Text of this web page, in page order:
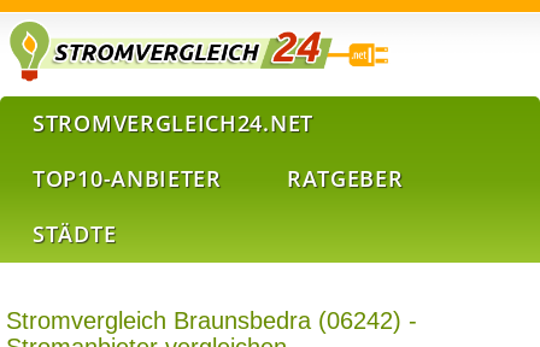
STROMVERGLEICH24.NET
TOP10-ANBIETER
RATGEBER
STÄDTE
Stromvergleich Braunsbedra (06242) -